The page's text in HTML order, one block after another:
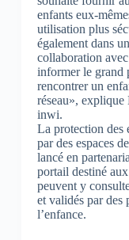
enfants eux-
utilisation plus
également dans
collaboration
informer le grand
rencontrer un
réseau»,
inwi.
La protection des
par des espaces
lancé en
portail destiné
peuvent y
et validés par des
l’enfance.